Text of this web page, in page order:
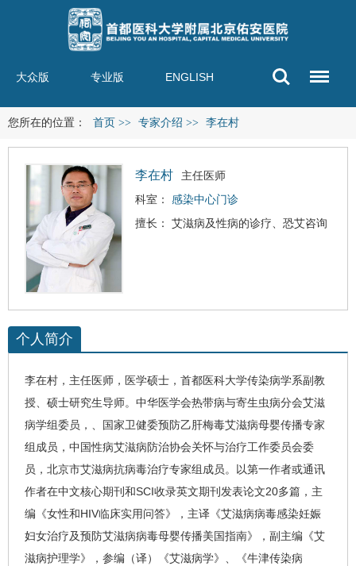
大众版 专业版 ENGLISH
您所在的位置： 首页 >> 专家介绍 >> 李在村
李在村
主任医师
科室： 感染中心门诊
擅长： 艾滋病及性病的诊疗、恐艾咨询
个人简介
李在村 ， 主任医师， 医学硕士，首都医科大学传染病学系副教
授、硕士研究生导师。中华医学会热带病与寄生虫病分会艾滋
病学组委员，、国家卫健委预防乙肝梅毒艾滋病母婴传播专家
组成员，中国性病艾滋病防治协会关怀与治疗工作委员会委
员，北京市艾滋病抗病毒治疗专家组成员。以第一作者或通讯
作者在中文核心期刊和SCI收录英文期刊发表论文20多篇，主
编《女性和HIV临床实用问答》，主译《艾滋病病毒感染妊娠
妇女治疗及预防艾滋病病毒母婴传播美国指南》，副主编《艾
滋病护理学》，参编（译）《艾滋病学》、《牛津传染病